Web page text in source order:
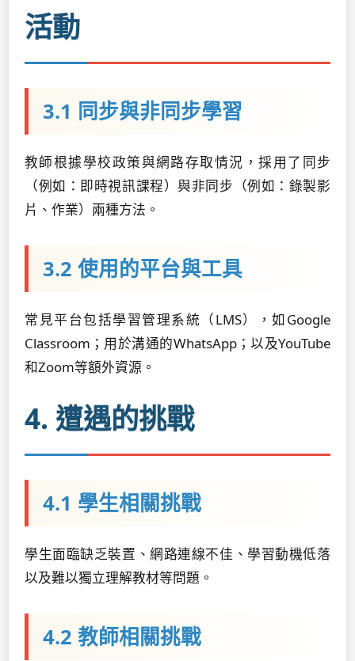
活動
3.1 同步與非同步學習
教師根據學校政策與網路存取情況，採用了同步
（例如：即時視訊課程）與非同步（例如：錄製影
片、作業）兩種方法。
3.2 使用的平台與工具
常見平台包括學習管理系統（LMS），如Google
Classroom；用於溝通的WhatsApp；以及YouTube
和Zoom等額外資源。
4. 遭遇的挑戰
4.1 學生相關挑戰
學生面臨缺乏裝置、網路連線不佳、學習動機低落
以及難以獨立理解教材等問題。
4.2 教師相關挑戰